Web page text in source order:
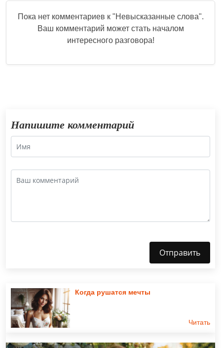
Пока нет комментариев к "Невысказанные слова".
Ваш комментарий может стать началом
интересного разговора!
Напишите комментарий
Отправить
Когда рушатся мечты
Читать